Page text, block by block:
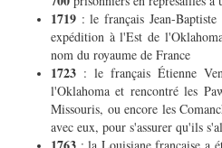
1719 : le français Jean-
expédition à l'Est de
nom du royaume de France
1723 : le français Étienne
l'Oklahoma et rencontré les
Missouris, ou encore les
avec eux, pour s'assurer qu'ils